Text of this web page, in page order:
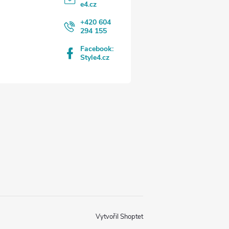
e4.cz
+420 604
294 155
Facebook:
Style4.cz
Vytvořil Shoptet